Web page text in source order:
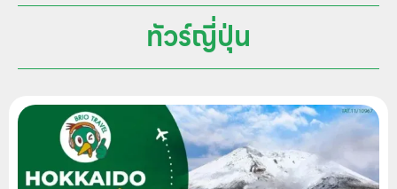
ทัวร์ญี่ปุ่น